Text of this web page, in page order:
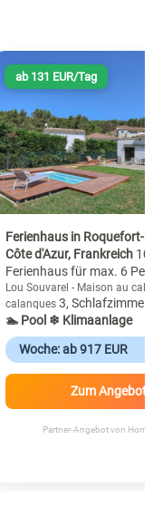
ab 131 EUR/Tag
Ferienhaus in Roquefort-
Côte d'Azur, Frankreich
Ferienhaus für max. 6
Lou Souvarel - Maison au
calanques3, Schlafzimmer
🏊 Pool ❄ Klimaanlage
Woche: ab 917 EUR
Zum Angebot
Partner-Angebot von